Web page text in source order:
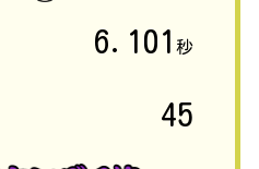
6.101 秒
45